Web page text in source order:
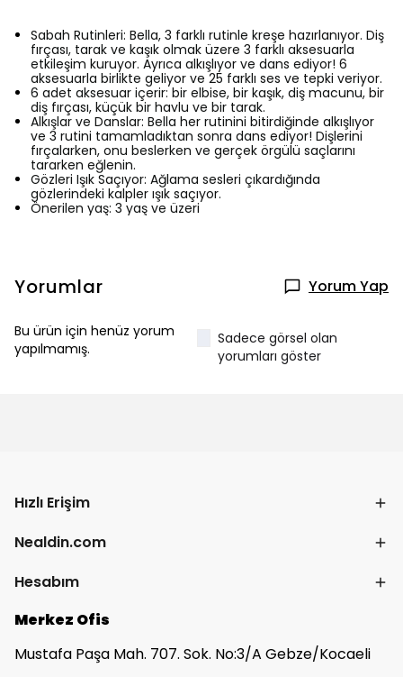
Sabah Rutinleri: Bella, 3 farklı rutinle kreşe hazırlanıyor. Diş
fırçası, tarak ve kaşık olmak üzere 3 farklı aksesuarla
etkileşim kuruyor. Ayrıca alkışlıyor ve dans ediyor! 6 ​​
aksesuarla birlikte geliyor ve 25 farklı ses ve tepki veriyor.
6 adet aksesuar içerir: bir elbise, bir kaşık, diş macunu, bir
diş fırçası, küçük bir havlu ve bir tarak.
Alkışlar ve Danslar: Bella her rutinini bitirdiğinde alkışlıyor
ve 3 rutini tamamladıktan sonra dans ediyor! Dişlerini
fırçalarken, onu beslerken ve gerçek örgülü saçlarını
tararken eğlenin.
Gözleri Işık Saçıyor: Ağlama sesleri çıkardığında
gözlerindeki kalpler ışık saçıyor.
Önerilen yaş: 3 yaş ve üzeri
Yorumlar Yorum Yap
Bu ürün için henüz yorum
yapılmamış.
Sadece görsel olan
yorumları göster
Hızlı Erişim
Nealdin.com
Hesabım
Merkez Ofis
Mustafa Paşa Mah. 707. Sok. No:3/A Gebze/Kocaeli